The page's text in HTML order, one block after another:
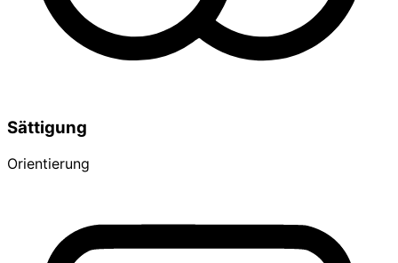
Sättigung
Orientierung